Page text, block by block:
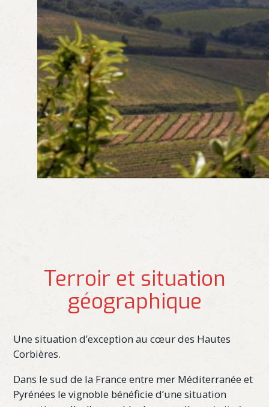
Terroir et situation
géographique
Une situation d’exception au cœur des Hautes
Corbières.
Dans le sud de la France entre mer Méditerranée et
Pyrénées le vignoble bénéficie d’une situation